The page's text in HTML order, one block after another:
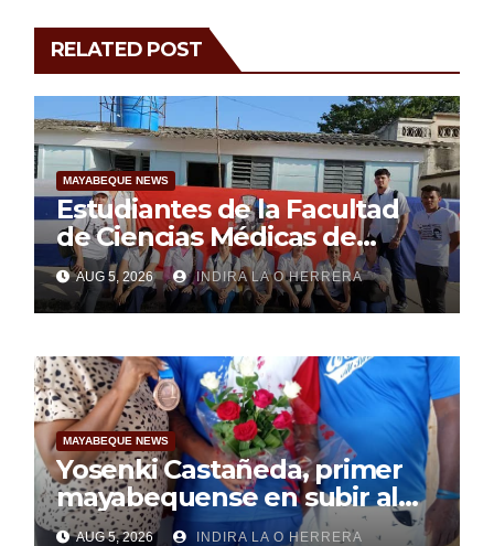
RELATED POST
MAYABEQUE NEWS
Estudiantes de la Facultad
de Ciencias Médicas de
Mayabeque realizan
pesquisa
AUG 5, 2026 INDIRA LA O HERRERA
MAYABEQUE NEWS
Yosenki Castañeda, primer
mayabequense en subir al
podio centroamericano
AUG 5, 2026 INDIRA LA O HERRERA